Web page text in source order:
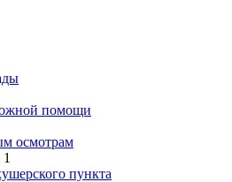
помощи
осмотрам
1
пункта